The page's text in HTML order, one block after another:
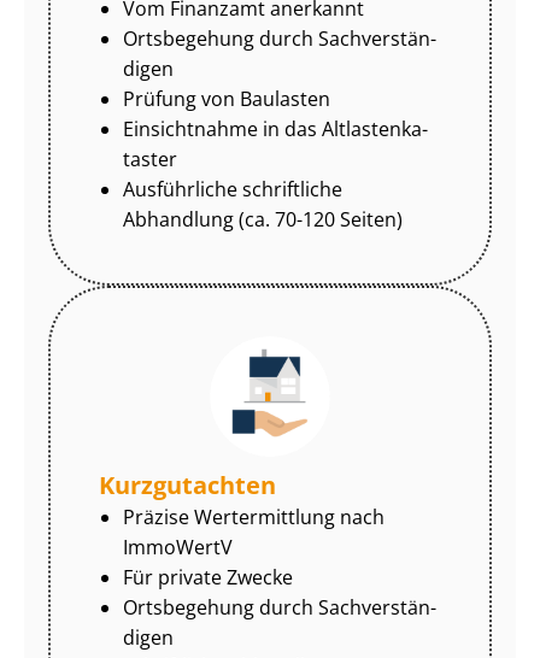
Vom Finanzamt anerkannt
Ortsbegehung durch Sach­ver­stän­
di­gen
Prüfung von Baulasten
Einsichtnahme in das Alt­las­ten­ka­
tas­ter
Ausführliche schriftliche
Abhandlung (ca. 70-120 Seiten)
Kurzgutachten
Präzise Wertermittlung nach
ImmoWertV
Für private Zwecke
Ortsbegehung durch Sach­ver­stän­
di­gen